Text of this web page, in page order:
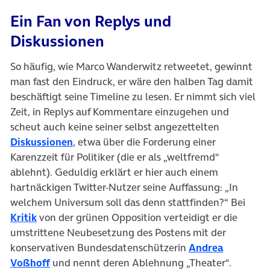
Ein Fan von Replys und
Diskussionen
So häufig, wie Marco Wanderwitz retweetet, gewinnt
man fast den Eindruck, er wäre den halben Tag damit
beschäftigt seine Timeline zu lesen. Er nimmt sich viel
Zeit, in Replys auf Kommentare einzugehen und
scheut auch keine seiner selbst angezettelten
Diskussionen, etwa über die Forderung einer
Karenzzeit für Politiker (die er als „weltfremd“
ablehnt). Geduldig erklärt er hier auch einem
hartnäckigen Twitter-Nutzer seine Auffassung: „In
welchem Universum soll das denn stattfinden?“ Bei
Kritikvon der grünen Opposition verteidigt er die
umstrittene Neubesetzung des Postens mit der
konservativen Bundesdatenschützerin Andrea
Voßhoffund nennt deren Ablehnung „Theater“.